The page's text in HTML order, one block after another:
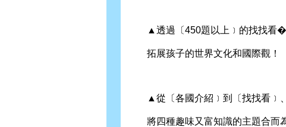
▲透過〔450題以上﹞的找找看�
拓展孩子的世界文化和國際觀！
▲從〔各國介紹﹞到〔找找看﹞、
將四種趣味又富知識的主題合而